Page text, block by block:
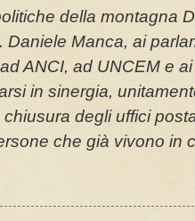
della montagna
Manca, ai
ANCI, ad UNCEM e
in sinergia,
degli uffici
che già vivono in